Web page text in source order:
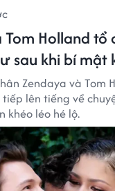
Tom Holland tổ
sau khi bí mật
Zendaya và Tom
lên tiếng về
khéo léo hé lộ.